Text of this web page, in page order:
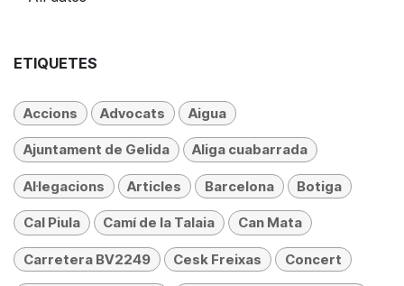
ETIQUETES
Accions Advocats Aigua
Ajuntament de Gelida Aliga cuabarrada
Al·legacions Articles Barcelona Botiga
Cal Piula Camí de la Talaia Can Mata
Carretera BV2249 Cesk Freixas Concert